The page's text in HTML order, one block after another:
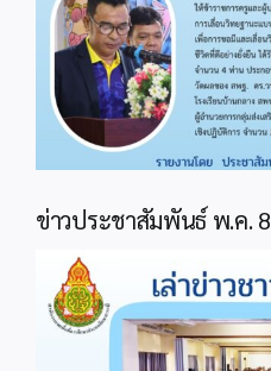
ข่าวประชาสัมพันธ์ พ.ค. 8